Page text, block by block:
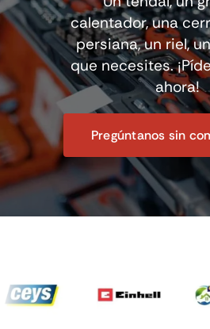
calentador, una
persiana, un riel,
que necesites.
ahora!
Pregúntanos sin